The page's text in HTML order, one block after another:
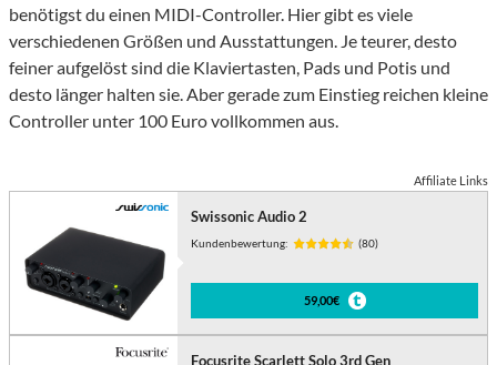
benötigst du einen MIDI-Controller. Hier gibt es viele
verschiedenen Größen und Ausstattungen. Je teurer, desto
feiner aufgelöst sind die Klaviertasten, Pads und Potis und
desto länger halten sie. Aber gerade zum Einstieg reichen kleine
Controller unter 100 Euro vollkommen aus.
Affiliate Links
Swissonic Audio 2
Kundenbewertung: (80)
59,00€
Focusrite Scarlett Solo 3rd Gen